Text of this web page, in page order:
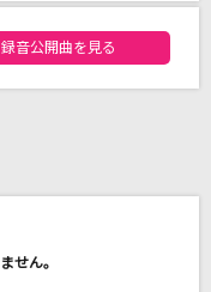
録音公開曲を見る